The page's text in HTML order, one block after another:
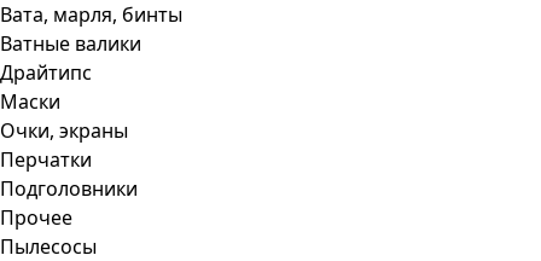
Вата, марля, бинты
Ватные валики
Драйтипс
Маски
Очки, экраны
Перчатки
Подголовники
Прочее
Пылесосы